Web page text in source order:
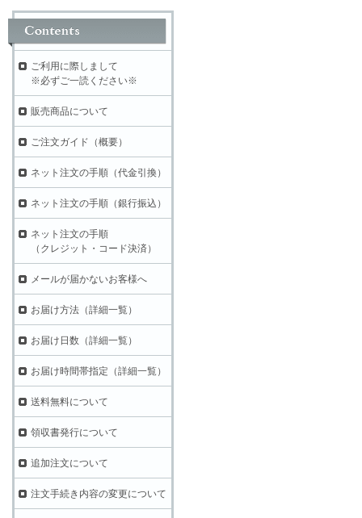
ご利用に際しまして
※必ずご一読ください※
販売商品について
ご注文ガイド（概要）
ネット注文の手順（代金引換）
ネット注文の手順（銀行振込）
ネット注文の手順
（クレジット・コード決済）
メールが届かないお客様へ
お届け方法（詳細一覧）
お届け日数（詳細一覧）
お届け時間帯指定（詳細一覧）
送料無料について
領収書発行について
追加注文について
注文手続き内容の変更について